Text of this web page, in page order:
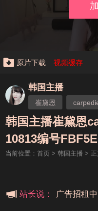
原片下载 视频缓存
韩国主播
崔黛恩
韩国主播崔黛恩
10813编号
当前位置： 首页> 韩国主播 > 正
站长说：
本站大事
广告招租